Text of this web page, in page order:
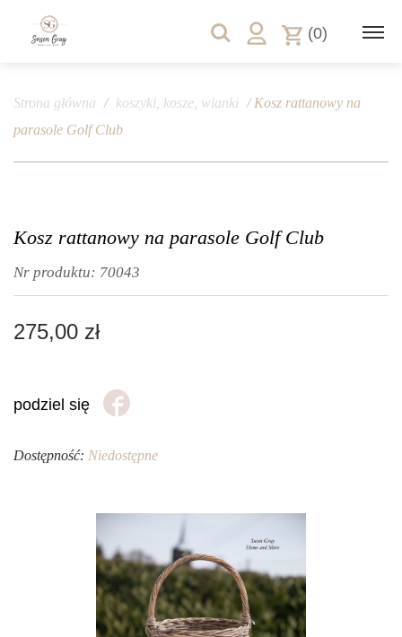
(0)
Strona główna / koszyki, kosze, wianki / Kosz rattanowy na
parasole Golf Club
Kosz rattanowy na parasole Golf Club
Nr produktu: 70043
275,00 zł
podziel się
Dostępność: Niedostępne